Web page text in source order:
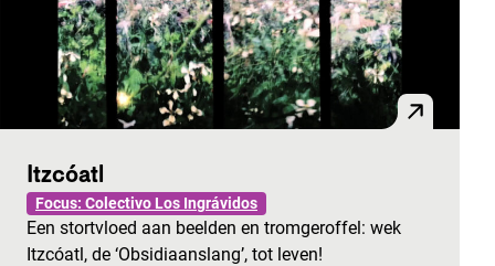
Itzcóatl
Focus: Colectivo Los Ingrávidos
Een stortvloed aan beelden en tromgeroffel: wek
Itzcóatl, de ‘Obsidiaanslang’, tot leven!